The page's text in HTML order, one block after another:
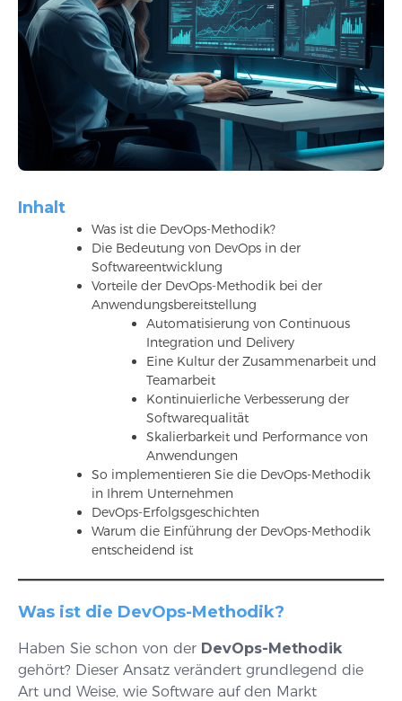
Inhalt
Was ist die DevOps-Methodik?
Die Bedeutung von DevOps in der
Softwareentwicklung
Vorteile der DevOps-Methodik bei der
Anwendungsbereitstellung
Automatisierung von Continuous
Integration und Delivery
Eine Kultur der Zusammenarbeit und
Teamarbeit
Kontinuierliche Verbesserung der
Softwarequalität
Skalierbarkeit und Performance von
Anwendungen
So implementieren Sie die DevOps-Methodik
in Ihrem Unternehmen
DevOps-Erfolgsgeschichten
Warum die Einführung der DevOps-Methodik
entscheidend ist
Was ist die DevOps-Methodik?
Haben Sie schon von der DevOps-Methodik
gehört? Dieser Ansatz verändert grundlegend die
Art und Weise, wie Software auf den Markt